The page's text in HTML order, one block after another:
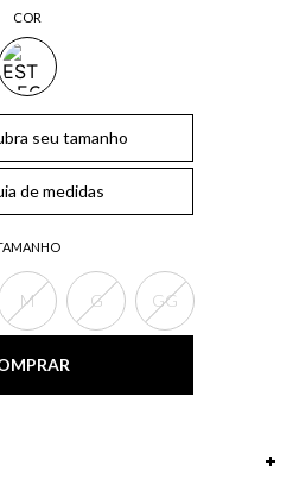
COR
M G GG
seu tamanho
de medidas